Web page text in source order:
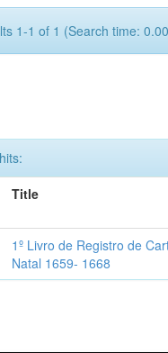
1-1 of 1 (Search time:
Title
1º Livro de Registro de
Natal 1659- 1668